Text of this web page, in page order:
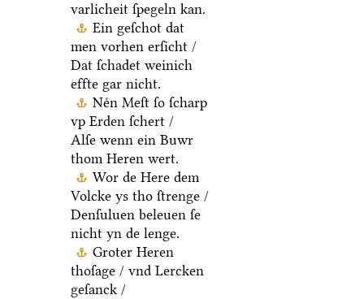
varlicheit ſpegeln kan.
Ein geſchot dat
men vorhen erſicht /
Dat ſchadet weinich
effte gar nicht.
Neͤn Meſt ſo ſcharp
vp Erden ſchert /
Alſe wenn ein Buwr
thom Heren wert.
Wor de Here dem
Volcke ys tho ſtrenge /
Denſuluen beleuen ſe
nicht yn de lenge.
Groter Heren
thoſage / vnd Lercken
geſanck /